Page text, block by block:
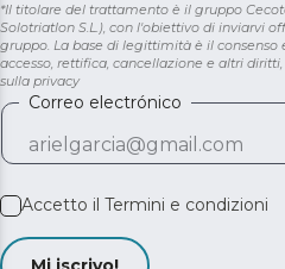
*Il titolare del trattamento è il gruppo
Solotriatlon S.L.), con l'obiettivo di inviarvi
gruppo. La base di legittimità è il
accesso, rettifica, cancellazione e altri
sulla privacy
Correo electrónico
Accetto il Termini e condizioni